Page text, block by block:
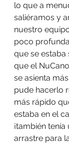
lo que a
saliéramos y
nuestro
poco
que se estaba
que el
se asienta
pude hacerlo
más rápido
estaba en el
¡también
arrastre para